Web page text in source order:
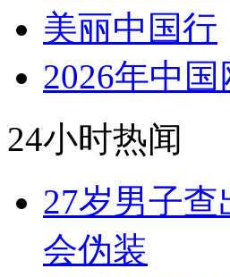
美丽中国行
2026年中
24小时热闻
27岁男子
会伪装